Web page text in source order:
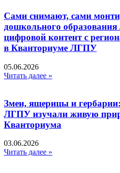
Сами снимают, сами
дошкольного
цифровой контент с
в Кванториуме ЛГПУ​
05.06.2026
Читать далее »
Змеи, ящерицы и
ЛГПУ изучали живую
Кванториума
03.06.2026
Читать далее »